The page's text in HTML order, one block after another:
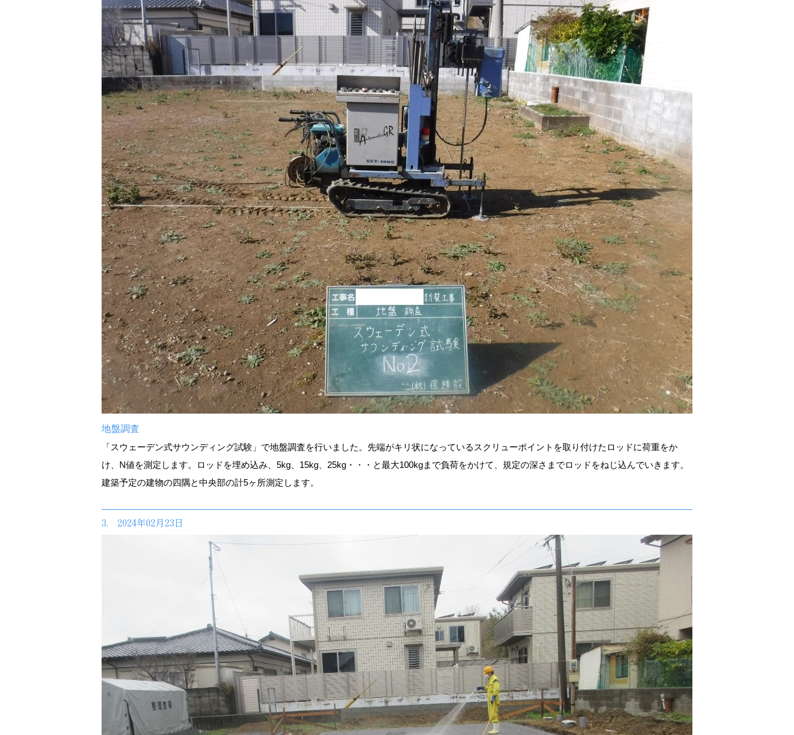
地盤調査
「スウェーデン式サウンディング試験」で地盤調査を行いました。先端がキリ状になっているスクリューポイントを取り付けたロッドに荷重をか
け、N値を測定します。ロッドを埋め込み、5kg、15kg、25kg・・・と最大100kgまで負荷をかけて、規定の深さまでロッドをねじ込んでいきます。
建築予定の建物の四隅と中央部の計5ヶ所測定します。
3. 2024年02月23日